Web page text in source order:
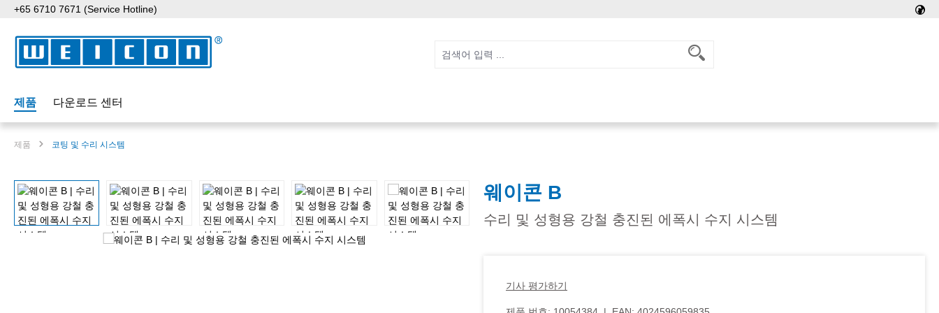
to main content
Skip to search
Skip to main navigation
+65 6710 7671 (Service Hotline)
제품 다운로드 센터
제품 코팅 및 수리 시스템
Skip image gallery 웨이콘 B
수리 및 성형용 강철 충진된 에폭시 수지 시스템
기사 평가하기